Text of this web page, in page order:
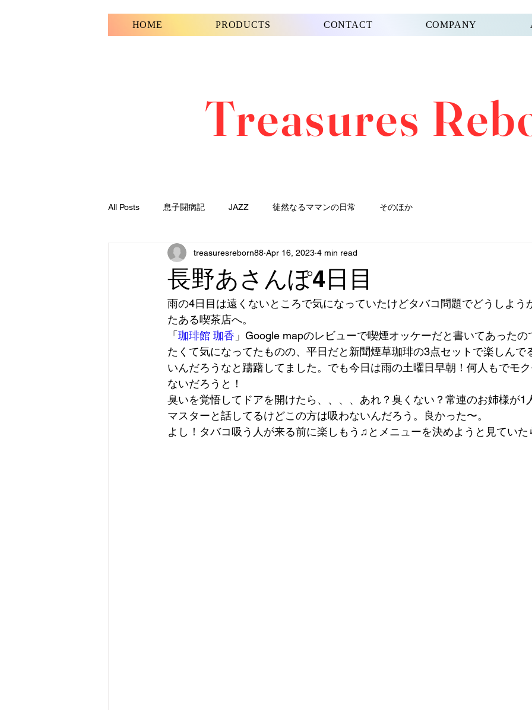
HOME PRODUCTS CONTACT COMPANY
Treasures
All Posts 息子闘病記 JAZZ 徒然なるママンの日常 そのほか
長野あさんぽ4日目
treasuresreborn88 Apr 16, 2023 4 min read
雨の4日目は遠くないところで気になっていたけどタバコ問題でどうしよう
たある喫茶店へ。
「 珈琲館 珈香 」Google mapのレビューで喫煙オッケーだと書いてあった
たくて気になってたものの、平日だと新聞煙草珈琲の3点セットで楽しんで
いんだろうなと躊躇してました。でも今日は雨の土曜日早朝！何人もでモ
ないだろうと！
臭いを覚悟してドアを開けたら、、、、あれ？臭くない？常連のお姉様が1
マスターと話してるけどこの方は吸わないんだろう。良かった〜。
よし！タバコ吸う人が来る前に楽しもう♫とメニューを決めようと見てい